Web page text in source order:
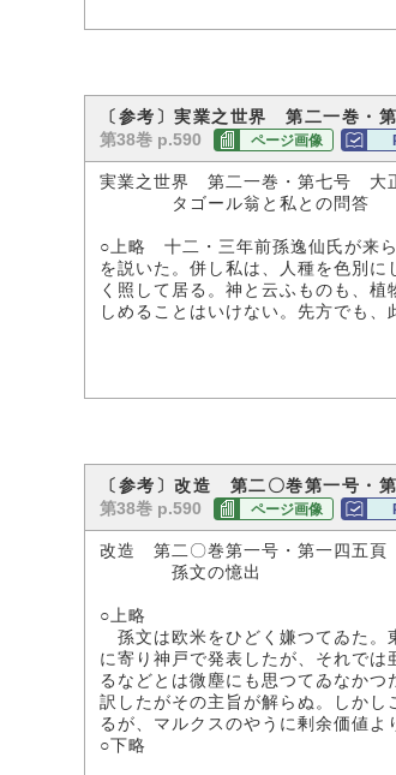
〔参考〕実業之世界 第二一巻・
第38巻 p.590
ページ画像
実業之世界 第二一巻・第七号 大
タゴール翁と私との問答
子爵 渋
○上略 十二・三年前孫逸仙氏が来
を説いた。併し私は、人種を色別
く照して居る。神と云ふものも、
しめることはいけない。先方でも、
〔参考〕改造 第二〇巻第一号
第38巻 p.590
ページ画像
改造 第二〇巻第一号・第一四五頁
孫文の憶出
萱野
○上略
孫文は欧米をひどく嫌つてゐた。
に寄り神戸で発表したが、それで
るなどとは微塵にも思つてゐなか
訳したがその主旨が解らぬ。しか
るが、マルクスのやうに剰余価値よ
○下略